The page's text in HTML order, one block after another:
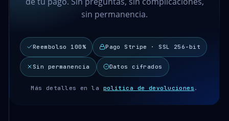
sin permanencia.
Reembolso 100% Pago Stripe · SSL 256-bit
Sin permanencia Datos cifrados
Más detalles en la política de devoluciones .